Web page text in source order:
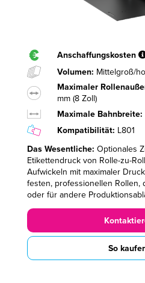
Anschaffungskosten
Volumen: Mittelgroß/
Maximaler
mm (8 Zoll)
Maximale Bahnbreite:
Kompatibilität: L801
Das Wesentliche: Optionales
Etikettendruck von Rolle-zu-
Aufwickeln mit maximaler
festen, professionellen Rollen,
oder für andere
So